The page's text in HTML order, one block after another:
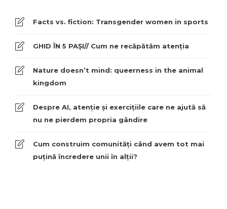
Facts vs. fiction: Transgender women in sports
GHID ÎN 5 PAȘI// Cum ne recăpătăm atenția
Nature doesn’t mind: queerness in the animal
kingdom
Despre AI, atenție și exercițiile care ne ajută să
nu ne pierdem propria gândire
Cum construim comunități când avem tot mai
puțină încredere unii în alții?